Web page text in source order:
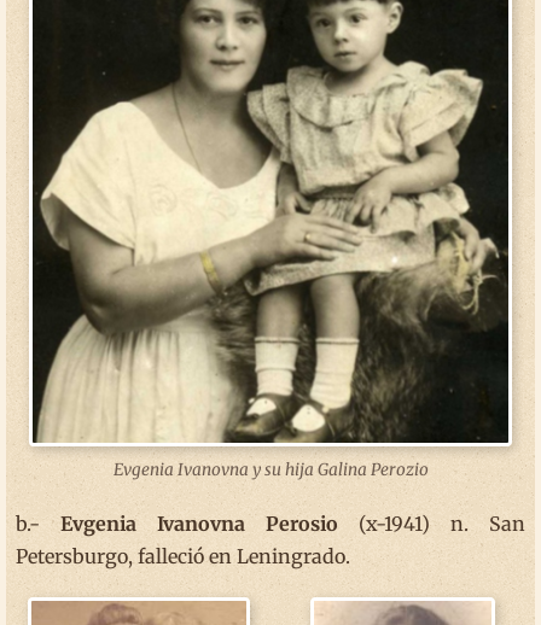
Evgenia Ivanovna y su hija Galina Perozio
b.- Evgenia Ivanovna Perosio (x-1941) n. San
Petersburgo, falleció en Leningrado.